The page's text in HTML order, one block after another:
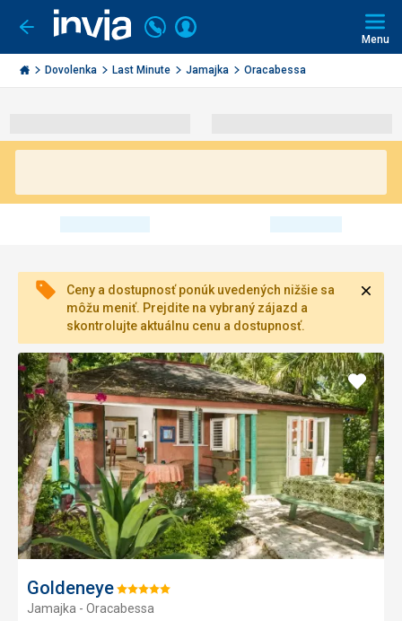
Ísť
späť
Invia.sk
Volajte
+421
2
3221
Prihlásiť
Menu
Dovolenka Last Minute Jamajka Oracabessa
Ceny a dostupnosť ponúk uvedených nižšie sa
môžu meniť. Prejdite na vybraný zájazd a
skontrolujte aktuálnu cenu a dostupnosť.
GoldeneyeHodnotenie:
5/5
Jamajka - Oracabessa
Pridať
do